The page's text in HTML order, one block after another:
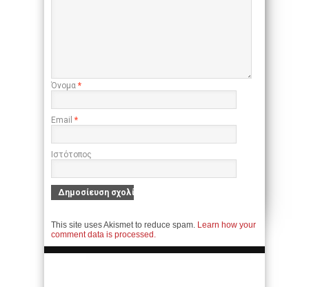
Όνομα *
Email *
Ιστότοπος
This site uses Akismet to reduce spam. Learn how your
comment data is processed.